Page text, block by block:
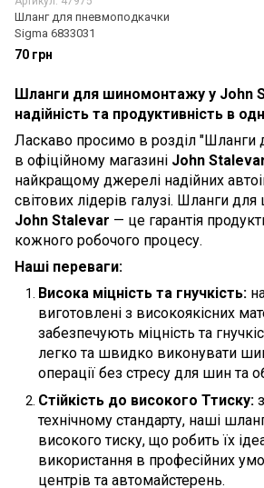
Шланг для пневмоподкачки
Sigma 6833031
70 грн
Шланги для шиномонтажу у John
надійність та продуктивність в
Ласкаво просимо в розділ
в офіційному магазині John
найкращому джерелі надійних
світових лідерів галузі. Шланги
John Stalevar — це гарантія
кожного робочого процесу.
Наші переваги:
Висока міцність та гнучкість:
виготовлені з високоякісних
забезпечують міцність та
легко та швидко виконувати
операції без стресу для шин та
Стійкість до високого Ттиску:
технічному стандарту, наші
високого тиску, що робить їх
використання в професійних
центрів та автомайстерень.